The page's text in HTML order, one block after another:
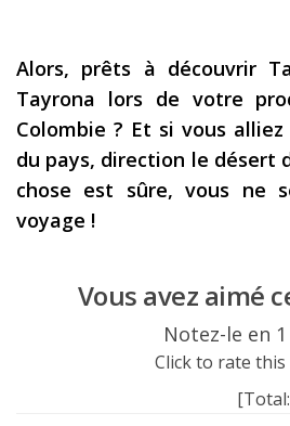
Alors, prêts à découvrir
Tayrona lors de votre
Colombie ? Et si vous alliez
du pays, direction le désert
chose est sûre, vous ne
voyage !
Vous avez aimé
Notez-le en
Click to rate this
[Total: